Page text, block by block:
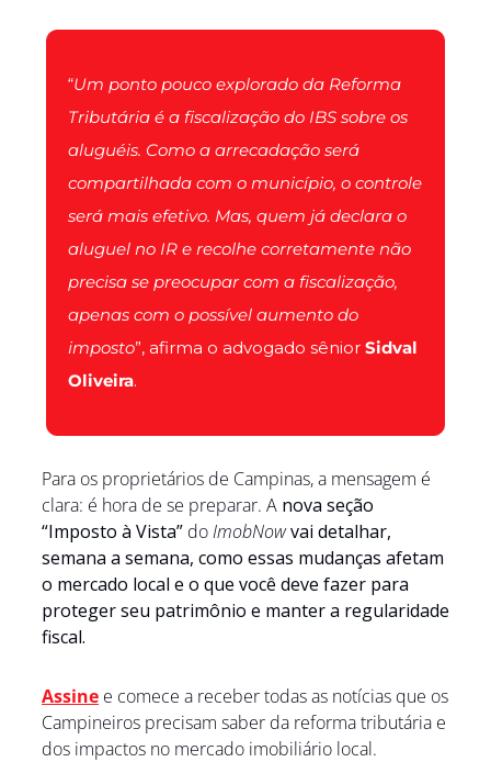
“Um ponto pouco explorado da Reforma
Tributária é a fiscalização do IBS sobre os
aluguéis. Como a arrecadação será
compartilhada com o município, o controle
será mais efetivo. Mas, quem já declara o
aluguel no IR e recolhe corretamente não
precisa se preocupar com a fiscalização,
apenas com o possível aumento do
imposto”, afirma o advogado sênior Sidval
Oliveira.
Para os proprietários de Campinas, a mensagem é
clara: é hora de se preparar. A nova seção
“Imposto à Vista” do ImobNowvai detalhar,
semana a semana, como essas mudanças afetam
o mercado local e o que você deve fazer para
proteger seu patrimônio e manter a regularidade
fiscal.
Assine e comece a receber todas as notícias que os
Campineiros precisam saber da reforma tributária e
dos impactos no mercado imobiliário local.